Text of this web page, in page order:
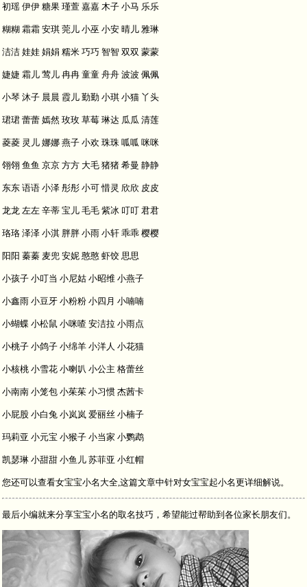
初瑶 伊伊 糖果 瑾萱 嘉嘉 木子 小马 乐乐
糊糊 霜霜 安琪 莞儿 小巫 小安 晴儿 雅琳
洁洁 娃娃 娟娟 糯米 巧巧 智智 双双 蒙蒙
婕婕 霜儿 莺儿 冉冉 童童 舟舟 波波 佩佩
小琴 沐子 晨晨 霞儿 勤勤 小琪 小猫 丫头
珺珺 蕾蕾 嫣然 玫玫 草莓 琳达 瓜瓜 清莲
菱菱 灵儿 娜娜 燕子 小欢 珠珠 呱呱 咪咪
翎翎 鱼鱼 京京 方方 大毛 猪猪 希曼 静静
东东 语语 小泽 彤彤 小可 惜灵 欣欣 皮皮
龙龙 左左 辛蒂 宝儿 毛毛 紫冰 叮叮 君君
珞珞 泽泽 小淇 胖胖 小雨 小轩 乖乖 樱樱
阳阳 蓁蓁 麦兜 安妮 憨憨 虾饺 思思
小孩子 小叮当 小尼姑 小昭维 小燕子
小鑫雨 小豆牙 小粉粉 小四月 小喃喃
小蝴蝶 小松鼠 小咪喳 安洁拉 小雨点
小桃子 小鸽子 小绵羊 小洋人 小花猫
小核桃 小雪花 小喇叭 小公主 格蕾丝
小南南 小笼包 小茱茱 小习惯 杰茜卡
小屁股 小白兔 小岚岚 爱丽丝 小楠子
玛莉亚 小元宝 小猴子 小当家 小鹦鹉
凯瑟琳 小甜甜 小鱼儿 苏菲亚 小红帽
您还可以查看女宝宝小名大全,这篇文章中针对女宝宝起小名更详细解说。
最后小编就来分享宝宝小名的取名技巧，希望能过帮助到各位家长朋友们。